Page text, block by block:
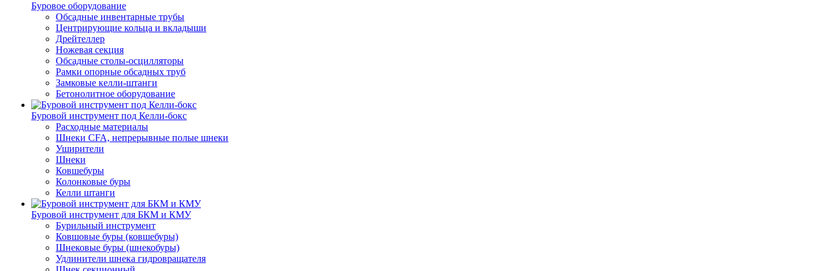
Буровое оборудование
Обсадные инвентарные трубы
Центрирующие кольца и вкладыши
Дрейтеллер
Ножевая секция
Обсадные столы-осцилляторы
Рамки опорные обсадных труб
Замковые келли-штанги
Бетонолитное оборудование
Буровой инструмент под Келли-бокс
Расходные материалы
Шнеки CFA, непрерывные полые шнеки
Уширители
Шнеки
Ковшебуры
Колонковые буры
Келли штанги
Буровой инструмент для БКМ и КМУ
Бурильный инструмент
Ковшовые буры (ковшебуры)
Шнековые буры (шнекобуры)
Удлинители шнека гидровращателя